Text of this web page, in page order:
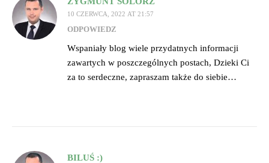
10 CZERWCA, 2022 AT 21:57
ODPOWIEDZ
Wspaniały blog wiele przydatnych informacji
zawartych w poszczególnych postach, Dzieki Ci
za to serdeczne, zapraszam także do siebie…
BILUŚ :)